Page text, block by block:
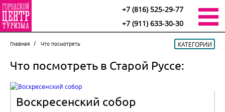
+7 (816) 525-29-77
+7 (911) 633-30-30
Главная Что посмотреть КАТЕГОРИИ
Что посмотреть в Старой Руссе:
Воскресенский собор